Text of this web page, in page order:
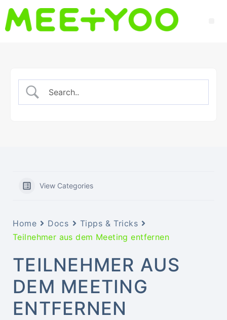
View Categories
Home Docs
Tipps & Tricks
Teilnehmer aus dem Meeting entfernen
TEILNEHMER AUS
DEM MEETING
ENTFERNEN